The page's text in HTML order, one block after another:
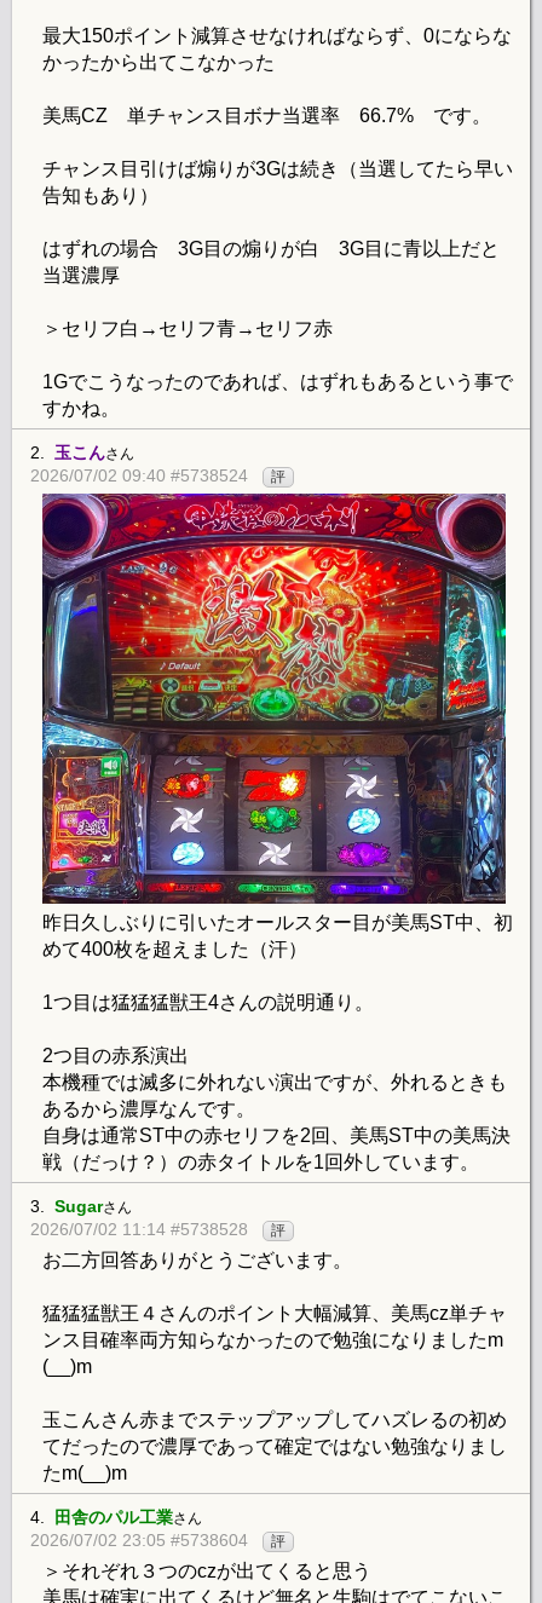
最大150ポイント減算させなければならず、0にならな
かったから出てこなかった
美馬CZ 単チャンス目ボナ当選率 66.7% です。
チャンス目引けば煽りが3Gは続き（当選してたら早い
告知もあり）
はずれの場合 3G目の煽りが白 3G目に青以上だと
当選濃厚
＞セリフ白→セリフ青→セリフ赤
1Gでこうなったのであれば、はずれもあるという事で
すかね。
2. 玉こんさん
2026/07/02 09:40 #5738524 評
昨日久しぶりに引いたオールスター目が美馬ST中、初
めて400枚を超えました（汗）
1つ目は猛猛猛獣王4さんの説明通り。
2つ目の赤系演出
本機種では滅多に外れない演出ですが、外れるときも
あるから濃厚なんです。
自身は通常ST中の赤セリフを2回、美馬ST中の美馬決
戦（だっけ？）の赤タイトルを1回外しています。
3. Sugarさん
2026/07/02 11:14 #5738528 評
お二方回答ありがとうございます。
猛猛猛獣王４さんのポイント大幅減算、美馬cz単チャ
ンス目確率両方知らなかったので勉強になりましたm
(__)m
玉こんさん赤までステップアップしてハズレるの初め
てだったので濃厚であって確定ではない勉強なりまし
たm(__)m
4. 田舎のパル工業さん
2026/07/02 23:05 #5738604 評
＞それぞれ３つのczが出てくると思う
美馬は確実に出てくるけど無名と生駒はでてこないこ